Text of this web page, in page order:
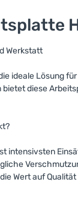
Werkstatt
ideale Lösung
diese
Wert auf Qualität